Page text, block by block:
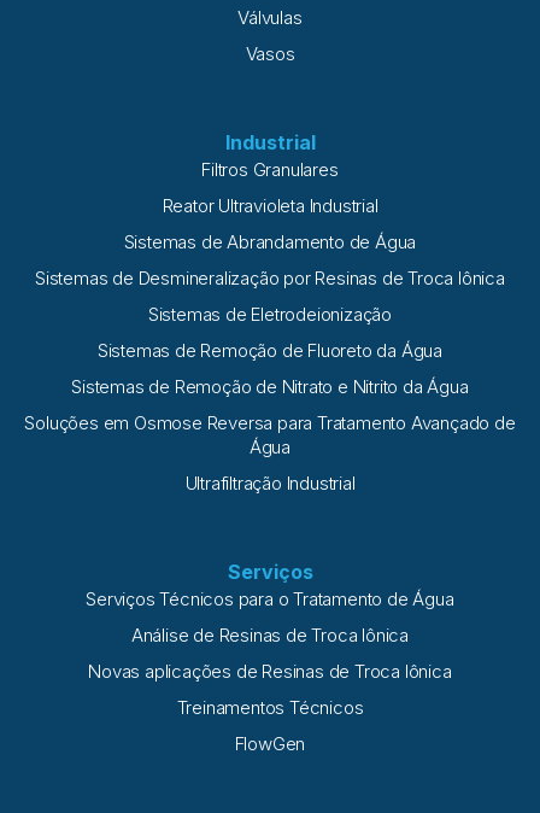
Válvulas
Vasos
Industrial
Filtros Granulares
Reator Ultravioleta Industrial
Sistemas de Abrandamento de Água
Sistemas de Desmineralização por Resinas de Troca Iônica
Sistemas de Eletrodeionização
Sistemas de Remoção de Fluoreto da Água
Sistemas de Remoção de Nitrato e Nitrito da Água
Soluções em Osmose Reversa para Tratamento Avançado de
Água
Ultrafiltração Industrial
Serviços
Serviços Técnicos para o Tratamento de Água
Análise de Resinas de Troca Iônica
Novas aplicações de Resinas de Troca Iônica
Treinamentos Técnicos
FlowGen